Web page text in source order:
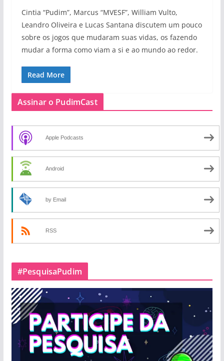
Cintia “Pudim”, Marcus “MVESF”, William Vulto,
Leandro Oliveira e Lucas Santana discutem um pouco
sobre os jogos que mudaram suas vidas, os fazendo
mudar a forma como viam a si e ao mundo ao redor.
Read More
Assinar o PudimCast
Apple Podcasts
Android
by Email
RSS
#PesquisaPudim